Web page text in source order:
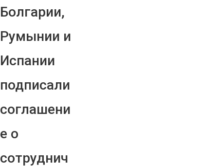
Болгарии,
Румынии и
Испании
подписали
соглашени
е о
сотруднич